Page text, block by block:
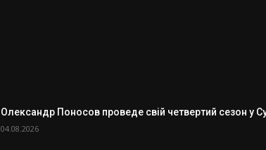
Олександр Поносов проведе свій четвертий сезон у
04.08.2026